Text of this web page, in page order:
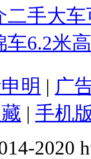
二手大
6.2米
明 | 广
| 手机
2020